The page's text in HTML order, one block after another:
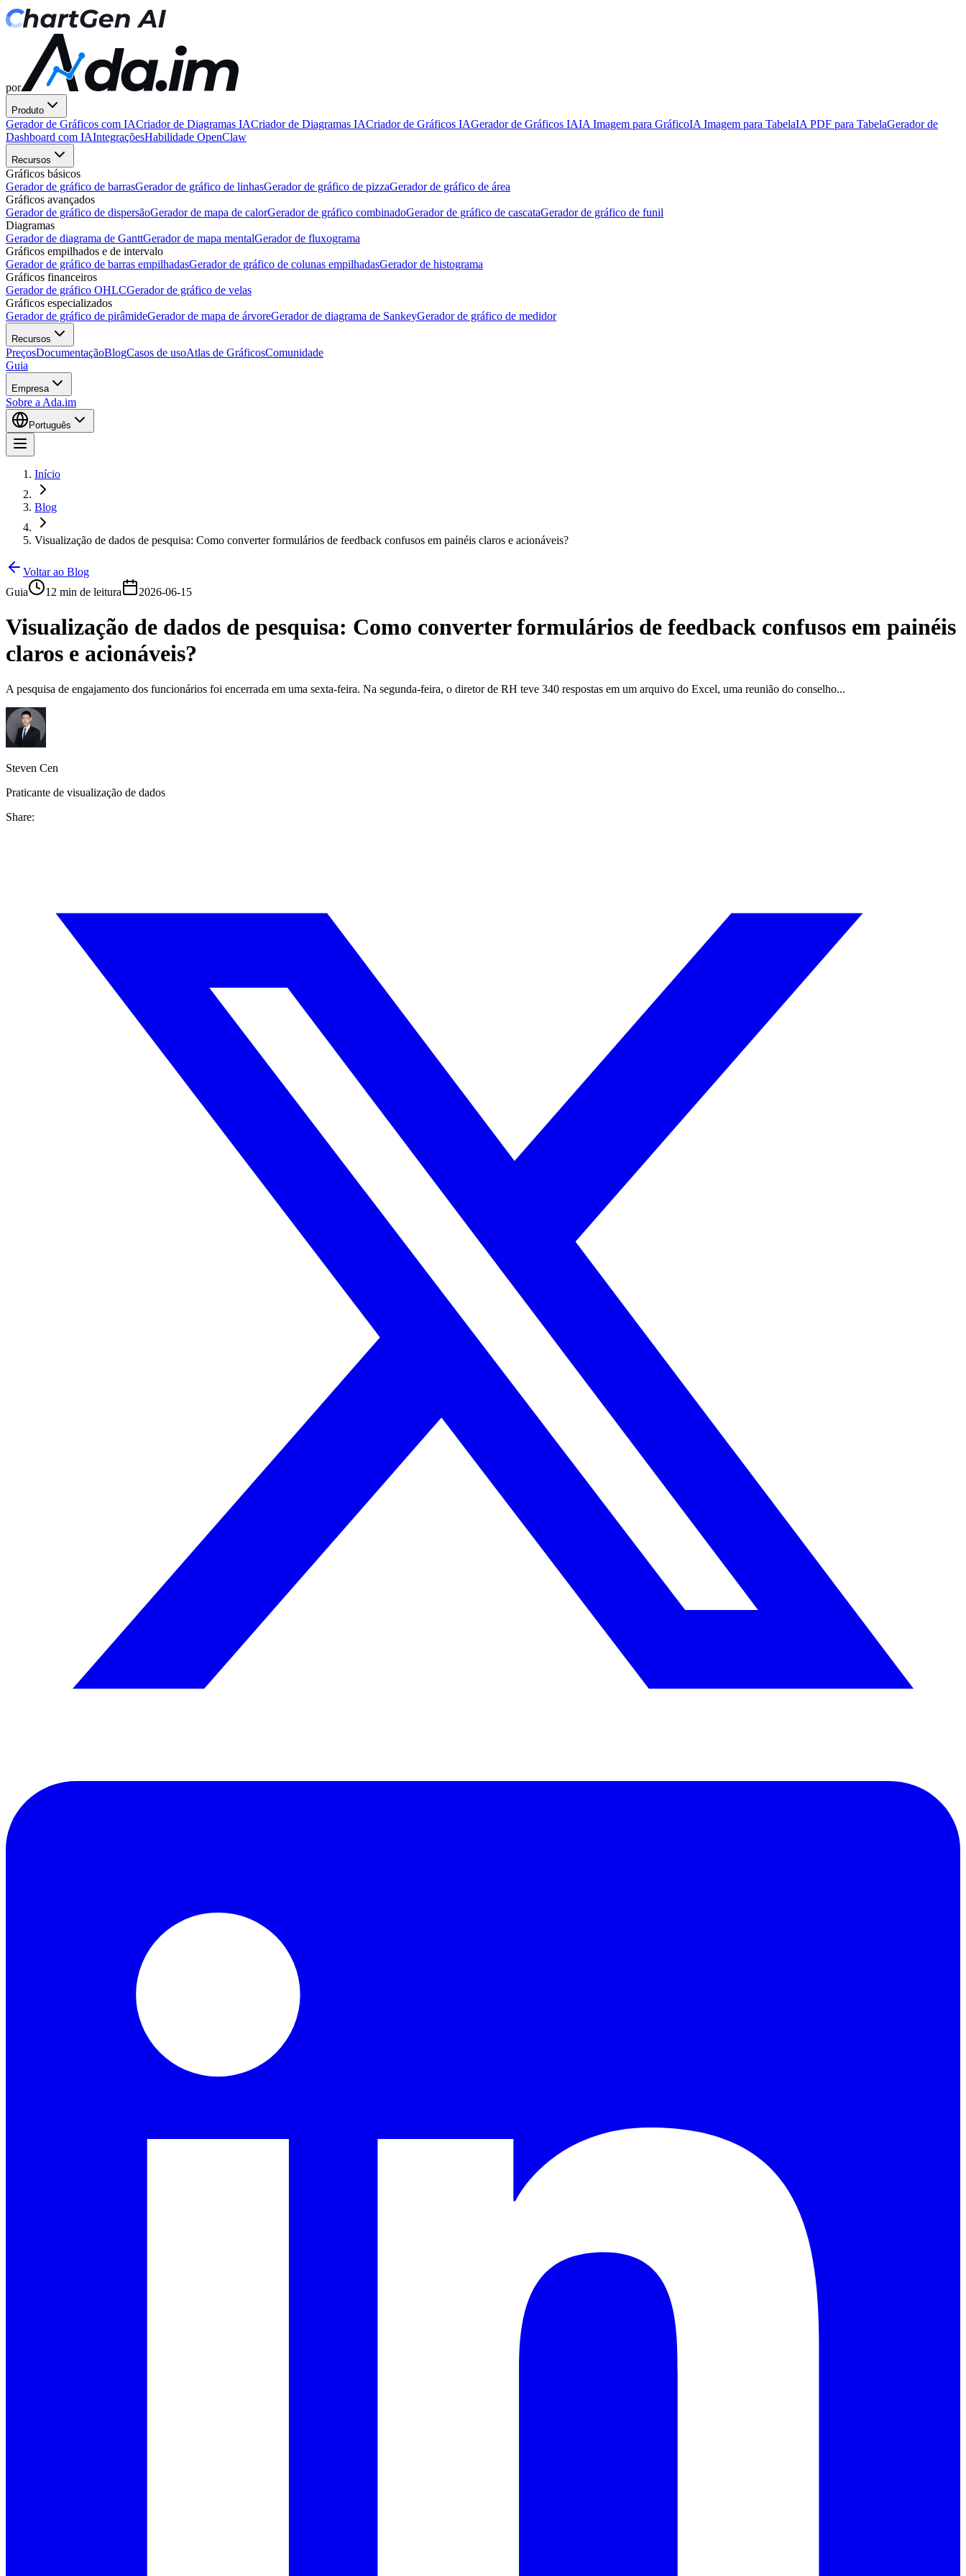
por
Produto
Gerador de Gráficos com IACriador de Diagramas IACriador de Diagramas IACriador de Gráficos IAGerador de Gráficos IAIA Imagem para GráficoIA Imagem para TabelaIA PDF para TabelaGerador de
Dashboard com IAIntegraçõesHabilidade OpenClaw
Recursos
Gráficos básicos
Gerador de gráfico de barrasGerador de gráfico de linhasGerador de gráfico de pizzaGerador de gráfico de área
Gráficos avançados
Gerador de gráfico de dispersãoGerador de mapa de calorGerador de gráfico combinadoGerador de gráfico de cascataGerador de gráfico de funil
Diagramas
Gerador de diagrama de GanttGerador de mapa mentalGerador de fluxograma
Gráficos empilhados e de intervalo
Gerador de gráfico de barras empilhadasGerador de gráfico de colunas empilhadasGerador de histograma
Gráficos financeiros
Gerador de gráfico OHLCGerador de gráfico de velas
Gráficos especializados
Gerador de gráfico de pirâmideGerador de mapa de árvoreGerador de diagrama de SankeyGerador de gráfico de medidor
Recursos
PreçosDocumentaçãoBlogCasos de usoAtlas de GráficosComunidade
Guia
Empresa
Sobre a Ada.im
Português
Início
Blog
Visualização de dados de pesquisa: Como converter formulários de feedback confusos em painéis claros e acionáveis?
Voltar ao Blog
Guia
12 min de leitura 2026-06-15
Visualização de dados de pesquisa: Como converter formulários de feedback confusos em painéis
claros e acionáveis?
A pesquisa de engajamento dos funcionários foi encerrada em uma sexta-feira. Na segunda-feira, o diretor de RH teve 340 respostas em um arquivo do Excel, uma reunião do conselho...
Steven Cen
Praticante de visualização de dados
Share: